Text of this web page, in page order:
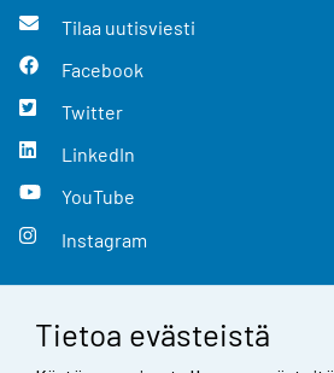
Tietoa evästeistä
Tilaa uutisviesti
Facebook
Twitter
LinkedIn
YouTube
Instagram
Yhteystiedot